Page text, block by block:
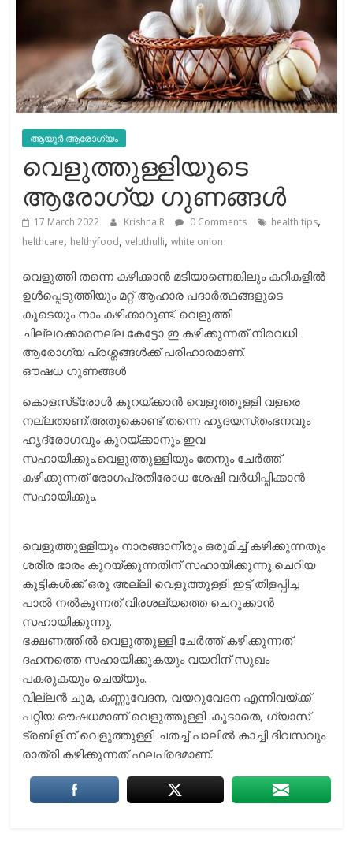
ആയുർ ആരോഗ്യം
വെളുത്തുള്ളിയുടെ
ആരോഗ്യ ഗുണങ്ങൾ
17 March 2022 Krishna R 0 Comments health tips,
helthcare, helthyfood,veluthulli,white onion
വെളുത്തി തന്നെ കഴിക്കാന്‍ മടിയാണെങ്കിലും കറികളില്‍
ഉള്‍പ്പെടുത്തിയും മറ്റ് ആഹാര പദാര്‍ത്ഥങ്ങളുടെ
കൂടെയും നാം കഴിക്കാറുണ്ട്. വെളുത്തി
ചില്ലറക്കാരനല്ല കേട്ടോ ഇ കഴിക്കുന്നത് നിരവധി
ആരോഗ്യ പ്രശ്നങ്ങള്‍ക്ക് പരിഹാരമാണ്.
ഔഷധ ഗുണങ്ങള്‍
കൊളസ്‌ട്രോള്‍ കുറയ്‌ക്കാന്‍ വെളുത്തുള്ളി വളരെ
നല്ലതാണ്‌.അതുകൊണ്ട്‌ തന്നെ ഹൃദയസ്‌തംഭനവും
ഹൃദ്രോഗവും കുറയ്‌ക്കാനും ഇവ
സഹായിക്കും.വെളുത്തുള്ളിയും തേനും ചേര്‍ത്ത്
കഴിക്കുന്നത് രോഗപ്രതിരോധ ശേഷി വര്‍ധിപ്പിക്കാന്‍
സഹായിക്കും.
വെളുത്തുള്ളിയും നാരങ്ങാനീരും ഒരുമിച്ച് കഴിക്കുന്നതും
ശരീര ഭാരം കുറയ്ക്കുന്നതിന് സഹായിക്കുന്നു.ചെറിയ
കുട്ടികള്‍ക്ക് ഒരു അല്ലി വെളുത്തുള്ളി ഇട്ട് തിളപ്പിച്ച
പാല്‍ നല്‍കുന്നത് വിരശല്യത്തെ ചെറുക്കാന്‍
സഹായിക്കുന്നു.
ഭക്ഷണത്തില്‍ വെളുത്തുള്ളി ചേര്‍ത്ത് കഴിക്കുന്നത്
ദഹനത്തെ സഹായിക്കുകയും വയറിന് സുഖം
പകരുകയും ചെയ്യും.
വില്ലൻ ചുമ, കണ്ണുവേദന, വയറുവേദന എന്നിവയ്ക്ക്
പറ്റിയ ഔഷധമാണ് വെളുത്തുള്ളി .കൂടാതെ, ഗ്യാസ്
ട്രബിളിന് വെളുത്തുള്ളി ചതച്ച് പാലിൽ കാച്ചി ദിവസവും
രാത്രി കഴിക്കുന്നത് ഫലപ്രദമാണ്.